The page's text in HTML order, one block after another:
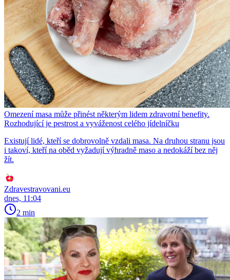
Omezení masa může přinést některým lidem zdravotní benefity.
Rozhodující je pestrost a vyváženost celého jídelníčku
Existují lidé, kteří se dobrovolně vzdali masa. Na druhou stranu jsou
i takoví, kteří na oběd vyžadují výhradně maso a nedokáží bez něj
žít.
Zdravestravovani.eu
dnes, 11:04
2 min